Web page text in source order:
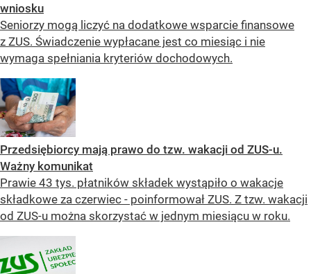
wniosku
Seniorzy mogą liczyć na dodatkowe wsparcie finansowe
z ZUS. Świadczenie wypłacane jest co miesiąc i nie
wymaga spełniania kryteriów dochodowych.
Przedsiębiorcy mają prawo do tzw. wakacji od ZUS-u.
Ważny komunikat
Prawie 43 tys. płatników składek wystąpiło o wakacje
składkowe za czerwiec - poinformował ZUS. Z tzw. wakacji
od ZUS-u można skorzystać w jednym miesiącu w roku.